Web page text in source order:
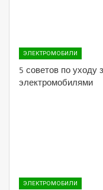
ЭЛЕКТРОМОБИЛИ
5 советов по уходу
электромобилями
ЭЛЕКТРОМОБИЛИ